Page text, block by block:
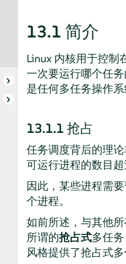
13.1 简介
Linux 内核用于控制
一次要运行哪个任
是任何多任务操作系
13.1.1 抢占
任务调度背后的理
可运行进程的数目
因此，某些进程需
个进程。
如前所述，与其他
所谓的抢占式多任
风格提供了抢占式多